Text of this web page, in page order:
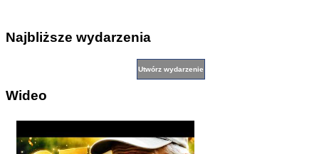
Najbliższe wydarzenia
Wideo